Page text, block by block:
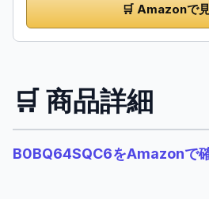
🛒 Amazonで
🛒 商品詳細
B0BQ64SQC6をAmazonで